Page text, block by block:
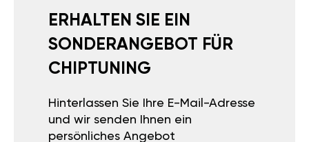
ERHALTEN SIE EIN
SONDERANGEBOT FÜR
CHIPTUNING
Hinterlassen Sie Ihre E-Mail-Adresse
und wir senden Ihnen ein
persönliches Angebot